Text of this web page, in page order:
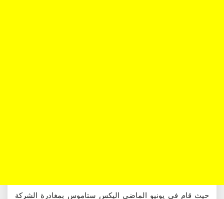
حيث قام في يونيو الماضي اليكس ستاموس بمغادرة الشركة